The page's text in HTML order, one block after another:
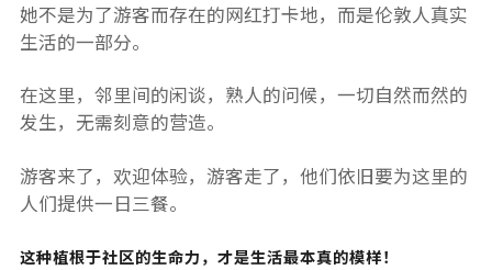
她不是为了游客而存在的网红打卡地，而是伦敦人真实
生活的一部分。
在这里，邻里间的闲谈，熟人的问候，一切自然而然的
发生，无需刻意的营造。
游客来了，欢迎体验，游客走了，他们依旧要为这里的
人们提供一日三餐。
这种植根于社区的生命力，才是生活最本真的模样！